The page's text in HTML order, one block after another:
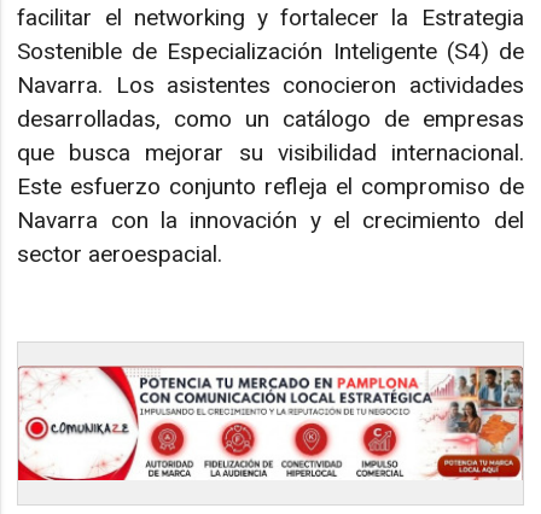
facilitar el networking y fortalecer la Estrategia
Sostenible de Especialización Inteligente (S4) de
Navarra. Los asistentes conocieron actividades
desarrolladas, como un catálogo de empresas
que busca mejorar su visibilidad internacional.
Este esfuerzo conjunto refleja el compromiso de
Navarra con la innovación y el crecimiento del
sector aeroespacial.